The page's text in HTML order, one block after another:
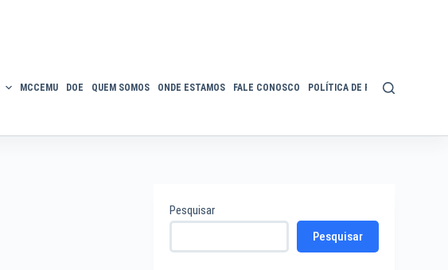
MCCEMU DOE QUEM SOMOS ONDE ESTAMOS FALE CONOSCO POLÍTICA DE PRIVACIDADE
Pesquisar
Pesquisar